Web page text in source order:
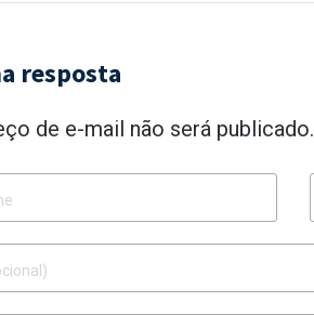
resposta
de e-mail não será publicado.